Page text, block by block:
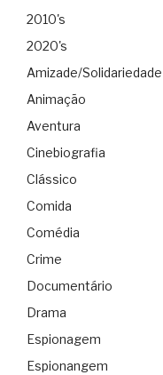
2010's
2020's
Amizade/Solidariedade
Animação
Aventura
Cinebiografia
Clássico
Comida
Comédia
Crime
Documentário
Drama
Espionagem
Espionangem